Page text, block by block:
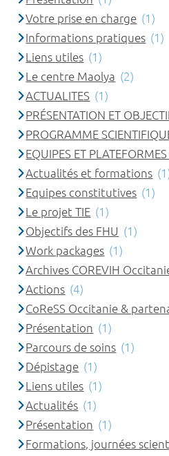
Votre prise en charge (1)
Informations pratiques (1)
Liens utiles (1)
Le centre Maolya (2)
ACTUALITES (1)
PRÉSENTATION ET
PROGRAMME
EQUIPES ET
Actualités et formations
Equipes constitutives (1)
Le projet TIE (1)
Objectifs des FHU (1)
Work packages (1)
Archives COREVIH
Actions (4)
CoReSS Occitanie &
Présentation (1)
Parcours de soins (1)
Dépistage (1)
Liens utiles (1)
Actualités (1)
Présentation (1)
Formations, journées